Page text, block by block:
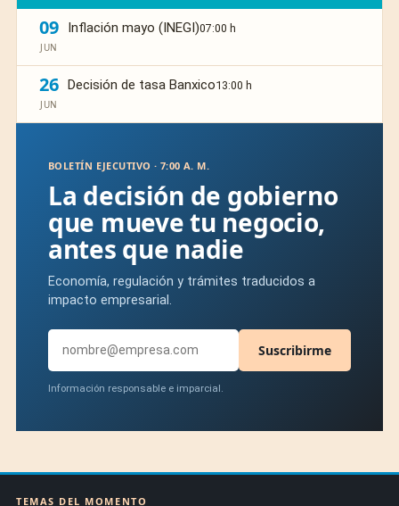
09
JUN
Inflación mayo (INEGI)07:00 h
26
JUN
Decisión de tasa Banxico13:00 h
BOLETÍN EJECUTIVO · 7:00 A. M.
La decisión de gobierno
que mueve tu negocio,
antes que nadie
Economía, regulación y trámites traducidos a
impacto empresarial.
Suscribirme
Información responsable e imparcial.
TEMAS DEL MOMENTO